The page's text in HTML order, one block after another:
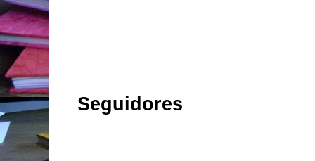
Seguidores